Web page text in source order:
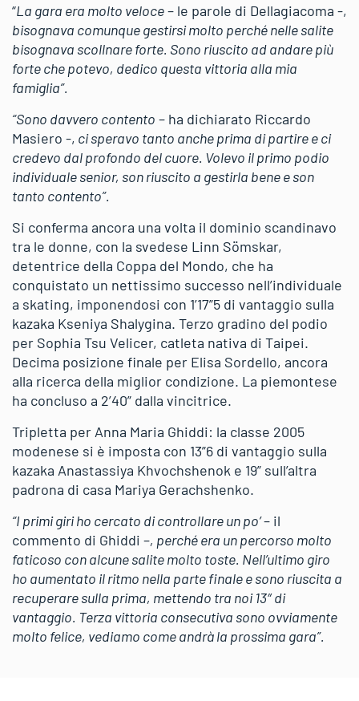
“La gara era molto veloce– le parole di Dellagiacoma -,
bisognava comunque gestirsi molto perché nelle salite
bisognava scollnare forte. Sono riuscito ad andare più
forte che potevo, dedico questa vittoria alla mia
famiglia”.
“Sono davvero contento – ha dichiarato Riccardo
Masiero -, ci speravo tanto anche prima di partire e ci
credevo dal profondo del cuore. Volevo il primo podio
individuale senior, son riuscito a gestirla bene e son
tanto contento”.
Si conferma ancora una volta il dominio scandinavo
tra le donne, con la svedese Linn Sömskar,
detentrice della Coppa del Mondo, che ha
conquistato un nettissimo successo nell’individuale
a skating, imponendosi con 1’17”5 di vantaggio sulla
kazaka Kseniya Shalygina. Terzo gradino del podio
per Sophia Tsu Velicer, catleta nativa di Taipei.
Decima posizione finale per Elisa Sordello, ancora
alla ricerca della miglior condizione. La piemontese
ha concluso a 2’40” dalla vincitrice.
Tripletta per Anna Maria Ghiddi: la classe 2005
modenese si è imposta con 13”6 di vantaggio sulla
kazaka Anastassiya Khvochshenok e 19” sull’altra
padrona di casa Mariya Gerachshenko.
“I primi giri ho cercato di controllare un po’– il
commento di Ghiddi –, perché era un percorso molto
faticoso con alcune salite molto toste. Nell’ultimo giro
ho aumentato il ritmo nella parte finale e sono riuscita a
recuperare sulla prima, mettendo tra noi 13″ di
vantaggio. Terza vittoria consecutiva sono ovviamente
molto felice, vediamo come andrà la prossima gara”.